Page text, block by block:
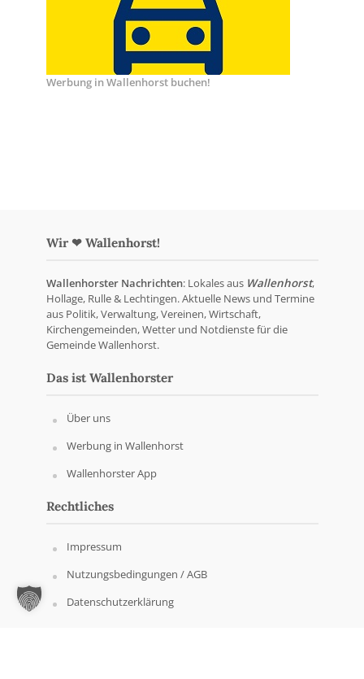
Werbung in Wallenhorst buchen!
Wir ❤ Wallenhorst!
Wallenhorster Nachrichten: Lokales aus Wallenhorst,
Hollage, Rulle & Lechtingen. Aktuelle News und Termine
aus Politik, Verwaltung, Vereinen, Wirtschaft,
Kirchengemeinden, Wetter und Notdienste für die
Gemeinde Wallenhorst.
Das ist Wallenhorster
Über uns
Werbung in Wallenhorst
Wallenhorster App
Rechtliches
Impressum
Nutzungsbedingungen / AGB
Datenschutzerklärung